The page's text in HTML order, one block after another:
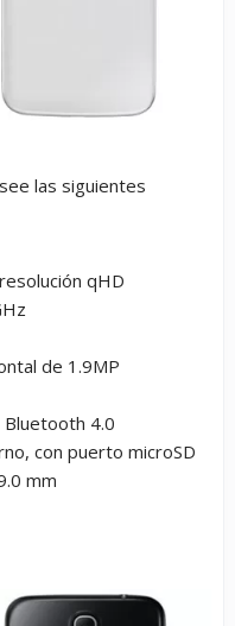
las siguientes
qHD
de 1.9MP
Bluetooth 4.0
con puerto microSD
mm